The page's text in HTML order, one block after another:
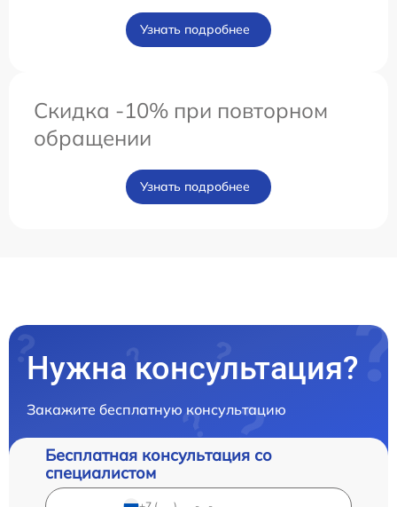
Узнать подробнее
Скидка -10% при повторном
обращении
Узнать подробнее
Нужна консультация?
Закажите бесплатную консультацию
Бесплатная консультация со
специалистом